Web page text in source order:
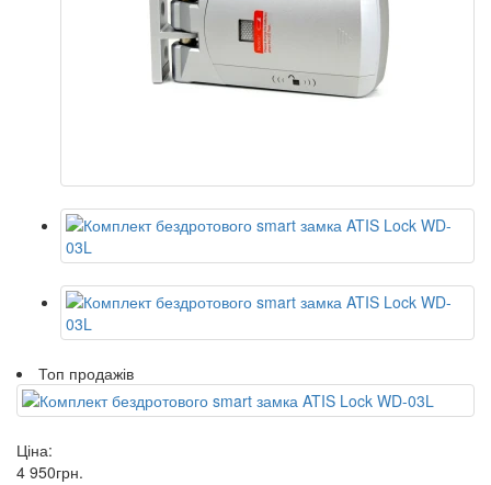
Топ продажів
Ціна:
4 950грн.